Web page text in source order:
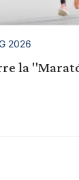
2026
la